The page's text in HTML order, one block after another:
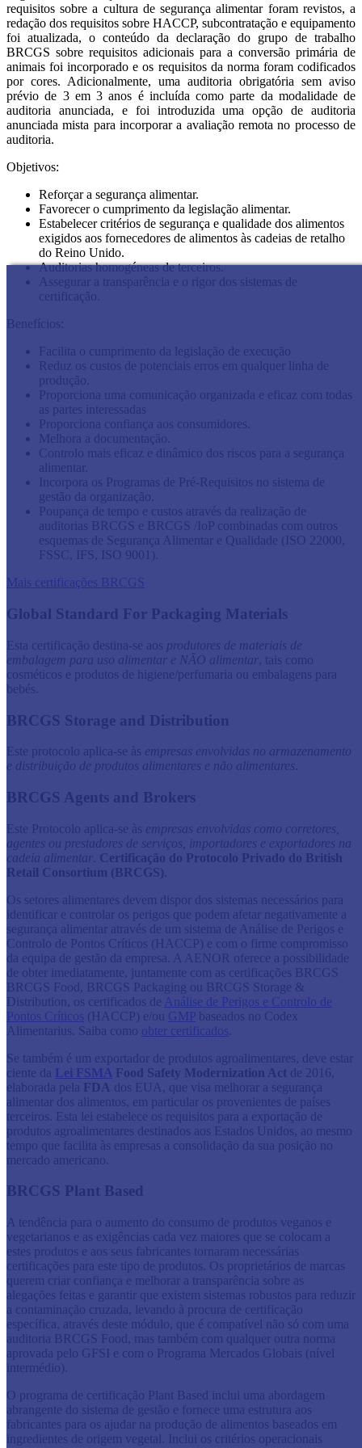
requisitos sobre a cultura de segurança alimentar foram revistos, a
redação dos requisitos sobre HACCP, subcontratação e equipamento
foi atualizada, o conteúdo da declaração do grupo de trabalho
BRCGS sobre requisitos adicionais para a conversão primária de
animais foi incorporado e os requisitos da norma foram codificados
por cores. Adicionalmente, uma auditoria obrigatória sem aviso
prévio de 3 em 3 anos é incluída como parte da modalidade de
auditoria anunciada, e foi introduzida uma opção de auditoria
anunciada mista para incorporar a avaliação remota no processo de
auditoria.
Objetivos:
Reforçar a segurança alimentar.
Favorecer o cumprimento da legislação alimentar.
Estabelecer critérios de segurança e qualidade dos alimentos
exigidos aos fornecedores de alimentos às cadeias de retalho
do Reino Unido.
Auditorias homogéneas de terceiros.
Assegurar a transparência e o rigor dos sistemas de
certificação.
Benefícios:
Facilita o cumprimento da legislação de execução
Reduz os custos de potenciais erros em qualquer linha de
produção.
Proporciona uma comunicação organizada e eficaz com todas
as partes interessadas
Proporciona confiança aos consumidores.
Melhora a documentação.
Controlo mais eficaz e dinâmico dos riscos para a segurança
alimentar.
Incorpora os Programas de Pré-Requisitos no sistema de
gestão da organização.
Poupança de tempo e custos através da realização de
auditorias BRCGS e BRCGS /IoP combinadas com outros
esquemas de Segurança Alimentar e Qualidade (ISO 22000,
FSSC, IFS, ISO 9001).
Mais certificações BRCGS
Global Standard For Packaging Materials
Esta certificação destina-se aos produtores de materiais de
embalagem para uso alimentar e NÃO alimentar , tais como
cosméticos e produtos de higiene/perfumaria ou embalagens para
bebés.
BRCGS Storage and Distribution
Este protocolo aplica-se às empresas envolvidas no armazenamento
e distribuição de produtos alimentares e não alimentares
BRCGS Agents and Brokers
Este Protocolo aplica-se às empresas envolvidas como corretores,
agentes ou prestadores de serviços, importadores e exportadores na
cadeia alimentar Certificação do Protocolo Privado do British
Retail Consortium (BRCGS)
Os setores alimentares devem dispor dos sistemas necessários para
identificar e controlar os perigos que podem afetar negativamente a
segurança alimentar através de um sistema de Análise de Perigos e
Controlo de Pontos Críticos (HACCP) e com o firme compromisso
da equipa de gestão da empresa. A AENOR oferece a possibilidade
de obter imediatamente, juntamente com as certificações BRCGS
BRCGS Food, BRCGS Packaging ou BRCGS Storage &
Distribution, os certificados de Análise de Perigos e Controlo de
Pontos Críticos (HACCP) e/ou GMP baseados no Codex
Alimentarius. Saiba como obter certificados
Se também é um exportador de produtos agroalimentares, deve estar
ciente da Lei FSMA Food Safety Modernization Act de 2016,
elaborada pela FDA dos EUA, que visa melhorar a segurança
alimentar dos alimentos, em particular os provenientes de países
terceiros. Esta lei estabelece os requisitos para a exportação de
produtos agroalimentares destinados aos Estados Unidos, ao mesmo
tempo que facilita às empresas a consolidação da sua posição no
mercado americano.
BRCGS Plant Based
A tendência para o aumento do consumo de produtos veganos e
vegetarianos e as exigências cada vez maiores que se colocam a
estes produtos e aos seus fabricantes tornaram necessárias
certificações para este tipo de produtos. Os proprietários de marcas
querem criar confiança e melhorar a transparência sobre as
alegações feitas e garantir que existem sistemas robustos para reduzir
a contaminação cruzada, levando à procura de certificação
específica, através deste módulo, que é compatível não só com uma
auditoria BRCGS Food, mas também com qualquer outra norma
aprovada pelo GFSI e com o Programa Mercados Globais (nível
intermédio).
O programa de certificação Plant Based inclui uma abordagem
abrangente do sistema de gestão e fornece uma estrutura aos
fabricantes para os ajudar na produção de alimentos baseados em
ingredientes de origem vegetal. Inclui os critérios operacionais